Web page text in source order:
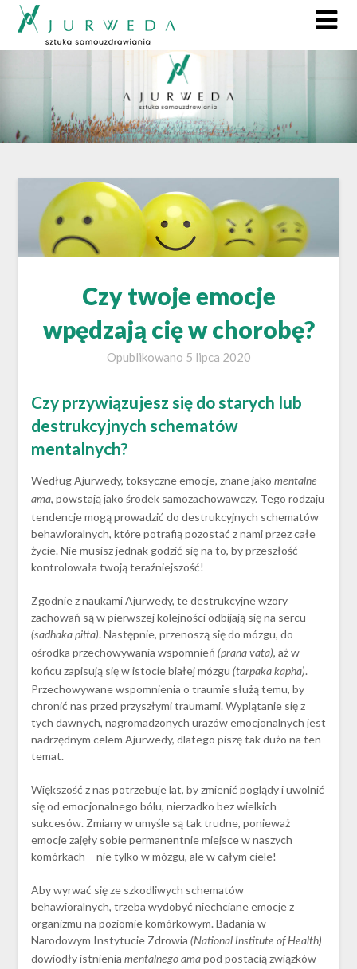
Czy twoje emocje
wpędzają cię w chorobę?
Opublikowano 5 lipca 2020
Czy przywiązujesz się do starych lub
destrukcyjnych schematów
mentalnych?
Według Ajurwedy, toksyczne emocje, znane jako mentalne
ama, powstają jako środek samozachowawczy. Tego rodzaju
tendencje mogą prowadzić do destrukcyjnych schematów
behawioralnych, które potrafią pozostać z nami przez całe
życie. Nie musisz jednak godzić się na to, by przeszłość
kontrolowała twoją teraźniejszość!
Zgodnie z naukami Ajurwedy, te destrukcyjne wzory
zachowań są w pierwszej kolejności odbijają się na sercu
(sadhaka pitta). Następnie, przenoszą się do mózgu, do
ośrodka przechowywania wspomnień (prana vata), aż w
końcu zapisują się w istocie białej mózgu (tarpaka kapha).
Przechowywane wspomnienia o traumie służą temu, by
chronić nas przed przyszłymi traumami. Wyplątanie się z
tych dawnych, nagromadzonych urazów emocjonalnych jest
nadrzędnym celem Ajurwedy, dlatego piszę tak dużo na ten
temat.
Większość z nas potrzebuje lat, by zmienić poglądy i uwolnić
się od emocjonalnego bólu, nierzadko bez wielkich
sukcesów. Zmiany w umyśle są tak trudne, ponieważ
emocje zajęły sobie permanentnie miejsce w naszych
komórkach – nie tylko w mózgu, ale w całym ciele!
Aby wyrwać się ze szkodliwych schematów
behawioralnych, trzeba wydobyć niechciane emocje z
organizmu na poziomie komórkowym. Badania w
Narodowym Instytucie Zdrowia (National Institute of Health)
dowiodły istnienia mentalnego amapod postacią związków